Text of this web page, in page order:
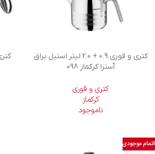
کتری و قوری 0.9 + 2.0 لیتر استیل براق
آسترا کرکماز 098
کتری و قوری
کرکماز
ناموجود
اتمام موجودی